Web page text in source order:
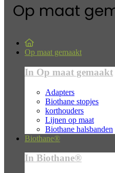
Op maat gemaakt
In Op maat gemaakt
Adapters
Biothane stopjes
korthouders
Lijnen op maat
Biothane halsbanden
Biothane®
In Biothane®